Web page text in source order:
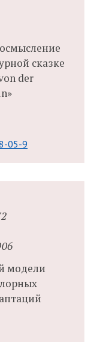
сказке
der
05-9
модели